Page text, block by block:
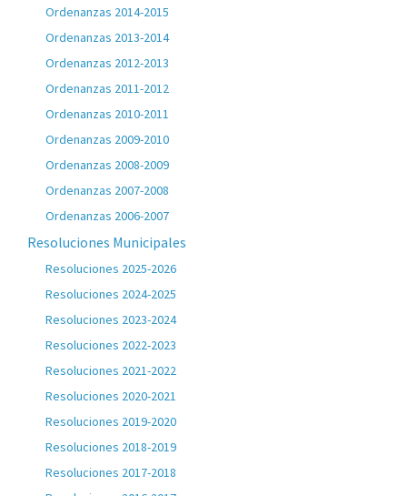
Ordenanzas 2014-2015
Ordenanzas 2013-2014
Ordenanzas 2012-2013
Ordenanzas 2011-2012
Ordenanzas 2010-2011
Ordenanzas 2009-2010
Ordenanzas 2008-2009
Ordenanzas 2007-2008
Ordenanzas 2006-2007
Resoluciones Municipales
Resoluciones 2025-2026
Resoluciones 2024-2025
Resoluciones 2023-2024
Resoluciones 2022-2023
Resoluciones 2021-2022
Resoluciones 2020-2021
Resoluciones 2019-2020
Resoluciones 2018-2019
Resoluciones 2017-2018